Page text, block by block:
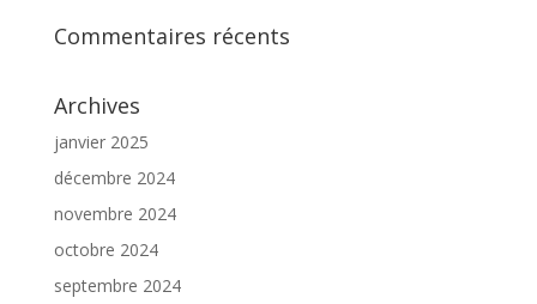
Commentaires récents
Archives
janvier 2025
décembre 2024
novembre 2024
octobre 2024
septembre 2024